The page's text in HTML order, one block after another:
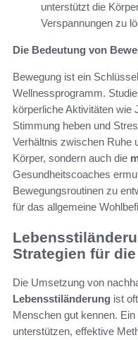
unterstützt die
Verspannungen zu
Die Bedeutung von
Bewegung ist ein
Wellnessprogramm.
körperliche Aktivitäten wie
Stimmung heben und
Verhältnis zwischen Ruhe
Körper, sondern auch die
Gesundheitscoaches
Bewegungsroutinen zu
für das allgemeine
Strategien für
Die Umsetzung von
Lebensstiländerung ist
Menschen gut kennen.
unterstützen, effektive